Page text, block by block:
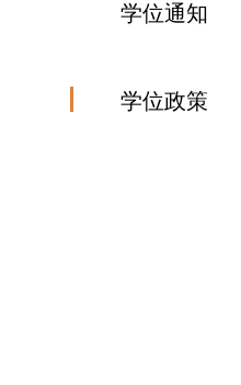
学位通知
学位政策